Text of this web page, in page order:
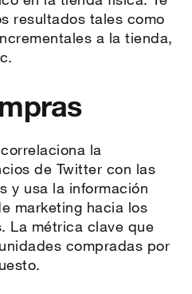
resultados tales como
a la tienda,
la
de Twitter con las
y usa la información
marketing hacia los
La métrica clave que
compradas por